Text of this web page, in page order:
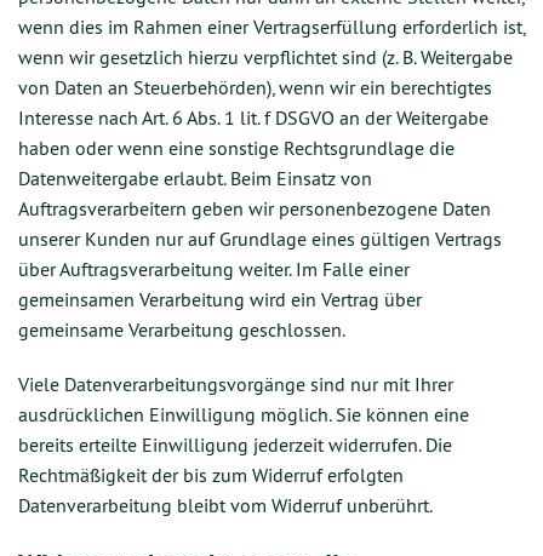
wenn dies im Rahmen einer Vertragserfüllung erforderlich ist,
wenn wir gesetzlich hierzu verpflichtet sind (z. B. Weitergabe
von Daten an Steuerbehörden), wenn wir ein berechtigtes
Interesse nach Art. 6 Abs. 1 lit. f DSGVO an der Weitergabe
haben oder wenn eine sonstige Rechtsgrundlage die
Datenweitergabe erlaubt. Beim Einsatz von
Auftragsverarbeitern geben wir personenbezogene Daten
unserer Kunden nur auf Grundlage eines gültigen Vertrags
über Auftragsverarbeitung weiter. Im Falle einer
gemeinsamen Verarbeitung wird ein Vertrag über
gemeinsame Verarbeitung geschlossen.
Viele Datenverarbeitungsvorgänge sind nur mit Ihrer
ausdrücklichen Einwilligung möglich. Sie können eine
bereits erteilte Einwilligung jederzeit widerrufen. Die
Rechtmäßigkeit der bis zum Widerruf erfolgten
Datenverarbeitung bleibt vom Widerruf unberührt.